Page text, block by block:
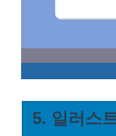
5. 일러스